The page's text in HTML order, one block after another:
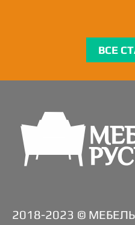
ВСЕ
2018-2023 ©